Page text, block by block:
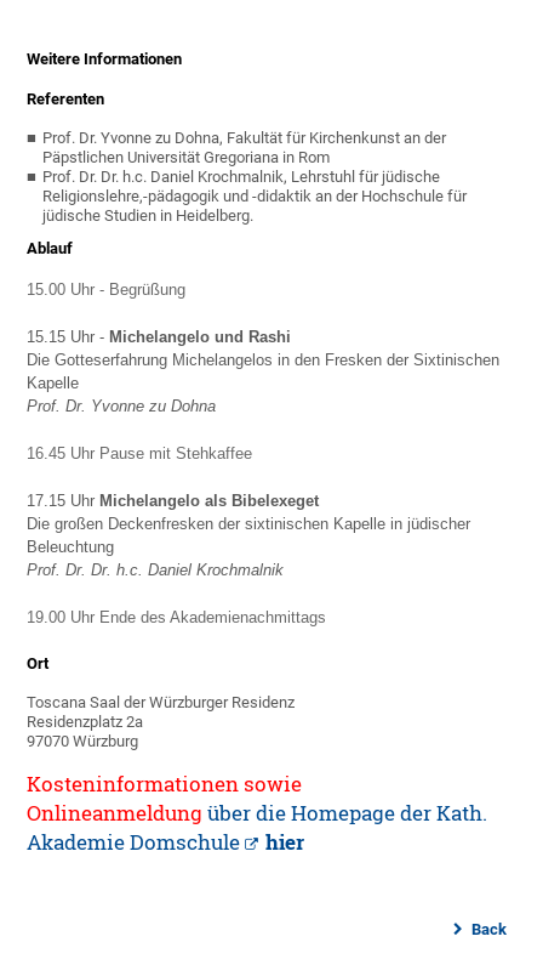
Weitere Informationen
Referenten
Prof. Dr. Yvonne zu Dohna, Fakultät für Kirchenkunst an der
Päpstlichen Universität Gregoriana in Rom
Prof. Dr. Dr. h.c. Daniel Krochmalnik, Lehrstuhl für jüdische
Religionslehre,-pädagogik und -didaktik an der Hochschule für
jüdische Studien in Heidelberg.
Ablauf
15.00 Uhr - Begrüßung
15.15 Uhr - Michelangelo und Rashi
Die Gotteserfahrung Michelangelos in den Fresken der Sixtinischen
Kapelle
Prof. Dr. Yvonne zu Dohna
16.45 Uhr Pause mit Stehkaffee
17.15 Uhr Michelangelo als Bibelexeget
Die großen Deckenfresken der sixtinischen Kapelle in jüdischer
Beleuchtung
Prof. Dr. Dr. h.c. Daniel Krochmalnik
19.00 Uhr Ende des Akademienachmittags
Ort
Toscana Saal der Würzburger Residenz
Residenzplatz 2a
97070 Würzburg
Kosteninformationen sowie
Onlineanmeldung über die Homepage der Kath.
Akademie Domschule
hier
Back